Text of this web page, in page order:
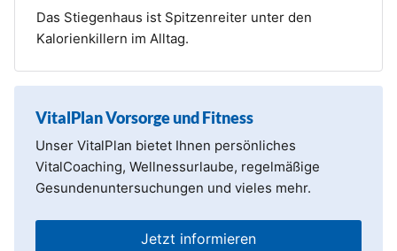
Das Stiegenhaus ist Spitzenreiter unter den
Kalorienkillern im Alltag.
VitalPlan Vorsorge und Fitness
Unser VitalPlan bietet Ihnen persönliches
VitalCoaching, Wellnessurlaube, regelmäßige
Gesundenuntersuchungen und vieles mehr.
Jetzt informieren